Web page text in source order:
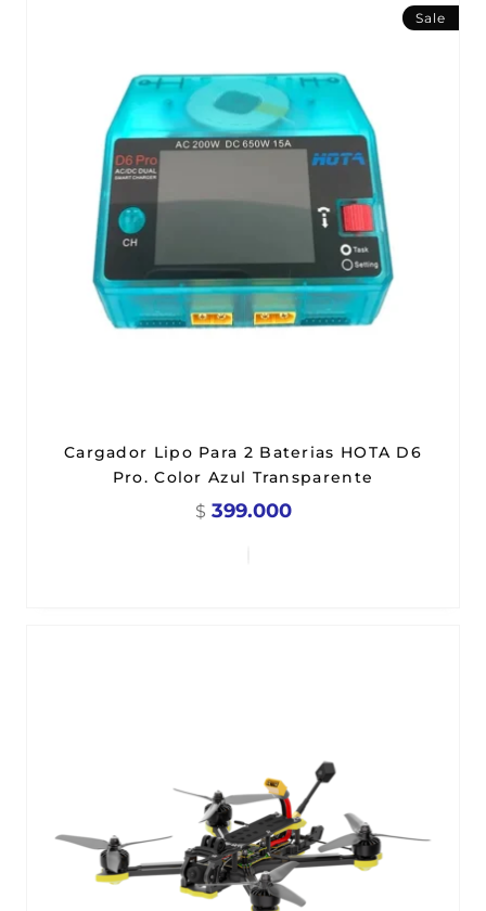
Sale
Cargador Lipo Para 2 Baterias HOTA D6
Pro. Color Azul Transparente
$ 399.000